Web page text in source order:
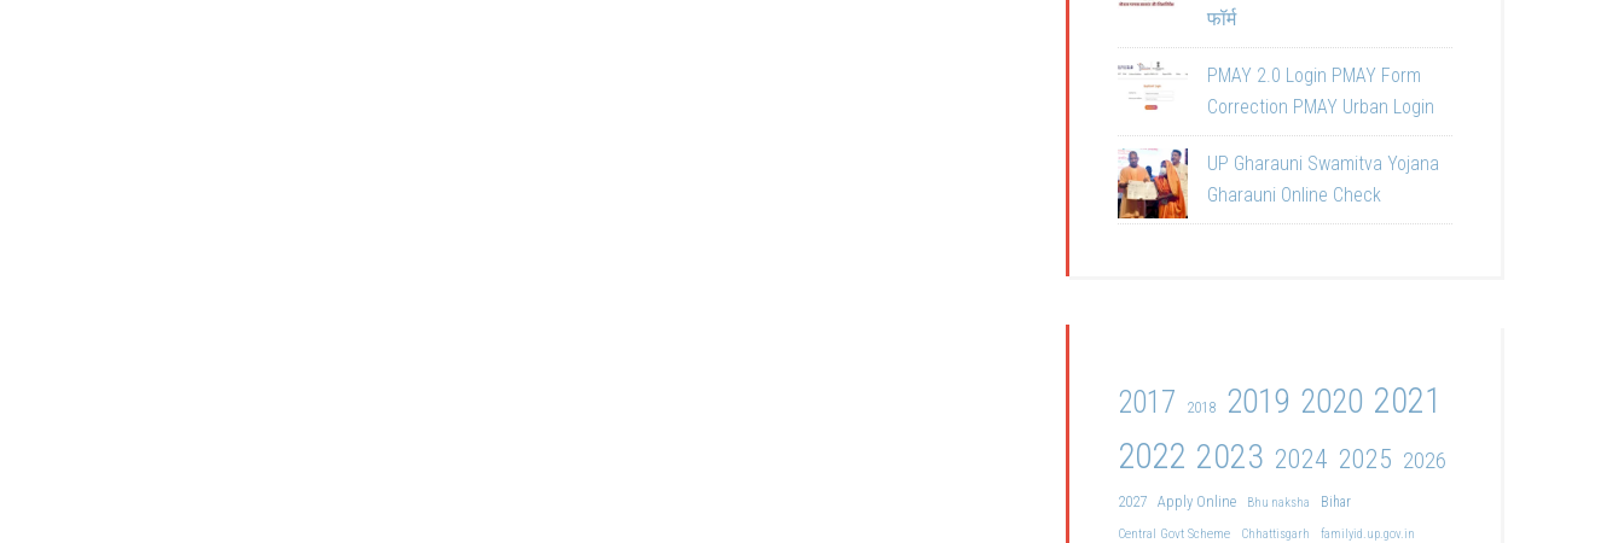
फॉर्म
PMAY 2.0 Login PMAY Form
Correction PMAY Urban Login
UP Gharauni Swamitva Yojana
Gharauni Online Check
2017 2018 2019 2020 2021
2022 2023 2024 2025 2026
2027 Apply Online Bhu naksha
Bihar
Central Govt Scheme
Chhattisgarh familyid.up.gov.in